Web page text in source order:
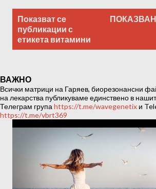
Laboratory (Individual programs
к
а
ц
и
Показват се
публикации с
етикета витамини
ВАЖНО
Всички матрици на Гаряев, биорезонансни
на лекарства публикуваме единствено в
Телеграм група https://t.me/wavegenetix и
https://t.me/vbrt369